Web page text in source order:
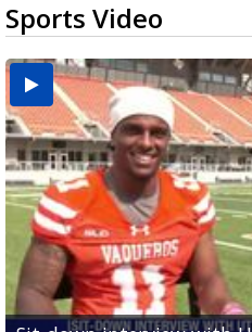
Sports Video